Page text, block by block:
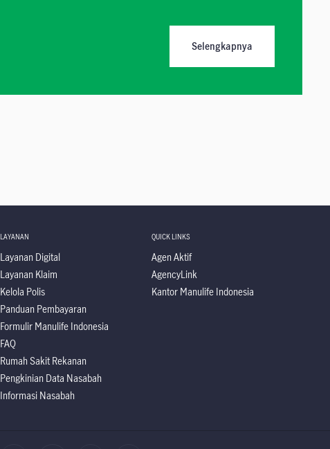
Selengkapnya
LAYANAN
Layanan Digital
Layanan Klaim
Kelola Polis
Panduan Pembayaran
Formulir Manulife Indonesia
FAQ
Rumah Sakit Rekanan
Pengkinian Data Nasabah
Informasi Nasabah
QUICK LINKS
Agen Aktif
AgencyLink
Kantor Manulife Indonesia